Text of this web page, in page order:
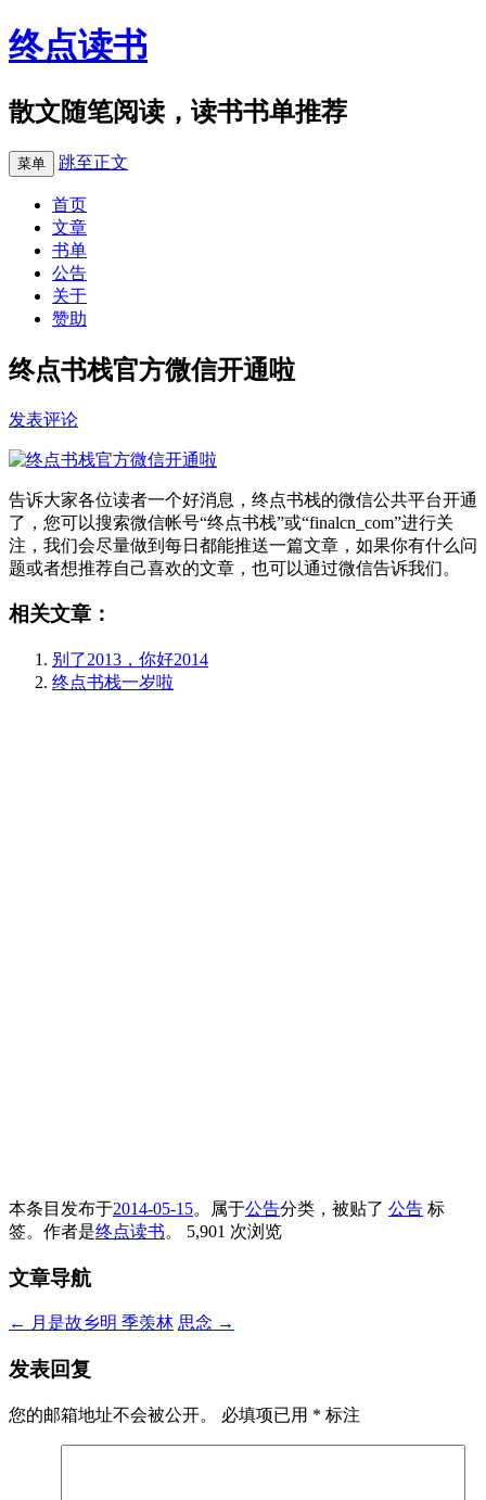
终点读书
散文随笔阅读，读书书单推荐
菜单 跳至正文
首页
文章
书单
公告
关于
赞助
终点书栈官方微信开通啦
发表评论
告诉大家各位读者一个好消息，终点书栈的微信公共平台开通
了，您可以搜索微信帐号“终点书栈”或“finalcn_com”进行关
注，我们会尽量做到每日都能推送一篇文章，如果你有什么问
题或者想推荐自己喜欢的文章，也可以通过微信告诉我们。
相关文章：
别了2013，你好2014
终点书栈一岁啦
本条目发布于2014-05-15。属于公告分类，被贴了 公告 标
签。 作者是终点读书。 5,901 次浏览
文章导航
← 月是故乡明 季羡林 思念 →
发表回复
您的邮箱地址不会被公开。 必填项已用 * 标注